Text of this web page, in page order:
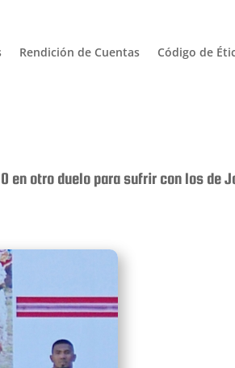
Rendición de Cuentas Código de
en otro duelo para sufrir con los de